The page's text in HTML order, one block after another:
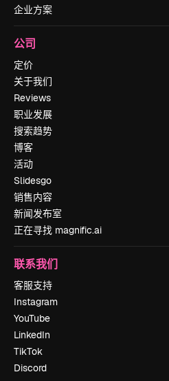
企业方案
公司
定价
关于我们
Reviews
职业发展
搜索趋势
博客
活动
Slidesgo
销售内容
新闻发布室
正在寻找 magnific.ai
联系我们
客服支持
Instagram
YouTube
LinkedIn
TikTok
Discord